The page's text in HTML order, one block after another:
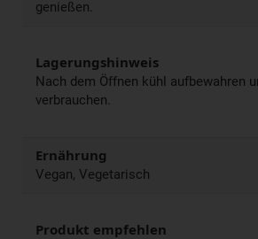
genießen.
Lagerungshinweis
Nach dem Öffnen kühl aufbewahren
verbrauchen.
Ernährung
Vegan, Vegetarisch
Produkt empfehlen